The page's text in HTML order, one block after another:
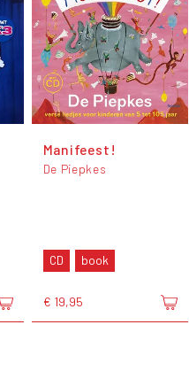
Manifeest!
De Piepkes
CD book
€ 19,95